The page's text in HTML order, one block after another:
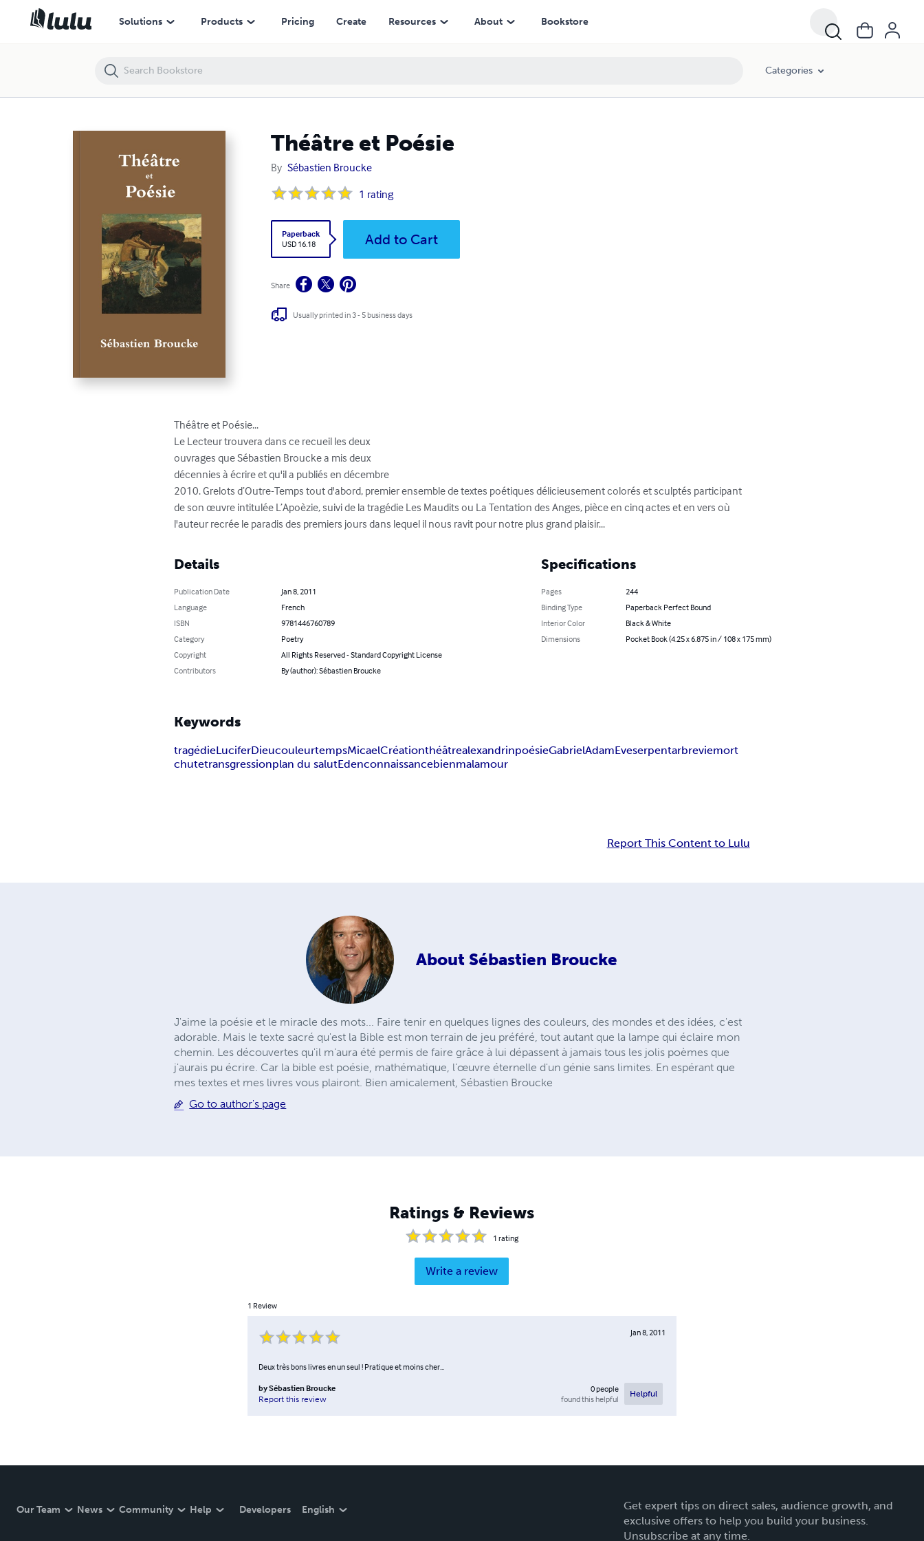
Solutions Products Pricing Create Resources About Bookstore
Categories
Théâtre et Poésie
By Sébastien Broucke
1 rating
Paperback
USD 16.18
Add to Cart
Share
Usually printed in 3 - 5 business days
Théâtre et Poésie...
Le Lecteur trouvera dans ce recueil les deux
ouvrages que Sébastien Broucke a mis deux
décennies à écrire et qu'il a publiés en décembre
2010. Grelots d’Outre-Temps tout d'abord, premier ensemble de textes poétiques délicieusement colorés et sculptés participant
de son œuvre intitulée L’Apoèzie, suivi de la tragédie Les Maudits ou La Tentation des Anges, pièce en cinq actes et en vers où
l'auteur recrée le paradis des premiers jours dans lequel il nous ravit pour notre plus grand plaisir...
Details
Publication Date
Jan 8, 2011
Language
French
ISBN
9781446760789
Category
Poetry
Copyright
All Rights Reserved - Standard Copyright License
Contributors
By (author): Sébastien Broucke
Specifications
Pages
244
Binding Type
Paperback Perfect Bound
Interior Color
Black & White
Dimensions
Pocket Book (4.25 x 6.875 in / 108 x 175 mm)
Keywords
tragédieLuciferDieucouleurtempsMicaelCréationthéâtrealexandrinpoésieGabrielAdamEveserpentarbreviemort
chutetransgressionplan du salutEdenconnaissancebienmalamour
Report This Content to Lulu
About Sébastien Broucke
J'aime la poésie et le miracle des mots... Faire tenir en quelques lignes des couleurs, des mondes et des idées, c'est
adorable. Mais le texte sacré qu'est la Bible est mon terrain de jeu préféré, tout autant que la lampe qui éclaire mon
chemin. Les découvertes qu'il m'aura été permis de faire grâce à lui dépassent à jamais tous les jolis poèmes que
j'aurais pu écrire. Car la bible est poésie, mathématique, l’œuvre éternelle d'un génie sans limites. En espérant que
mes textes et mes livres vous plairont. Bien amicalement, Sébastien Broucke
Go to author's page
Ratings & Reviews
1 rating
Write a review
1 Review
Jan 8, 2011
Deux très bons livres en un seul ! Pratique et moins cher...
bySébastien Broucke
Report this review
0people
found this helpful
Helpful
Our Team News Community Help Developers English
Get expert tips on direct sales, audience growth, and
exclusive offers to help you build your business.
Unsubscribe at any time.
Théâtre et Poésie